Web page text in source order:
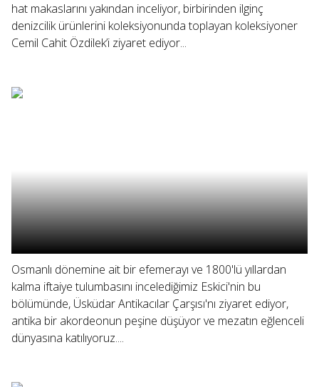
hat makaslarını yakından inceliyor, birbirinden ilginç
denizcilik ürünlerini koleksiyonunda toplayan koleksiyoner
Cemil Cahit Özdilek’i ziyaret ediyor...
Osmanlı dönemine ait bir efemerayı ve 1800'lü yıllardan
kalma iftaiye tulumbasını incelediğimiz Eskici'nin bu
bölümünde, Üsküdar Antikacılar Çarşısı'nı ziyaret ediyor,
antika bir akordeonun peşine düşüyor ve mezatın eğlenceli
dünyasına katılıyoruz....